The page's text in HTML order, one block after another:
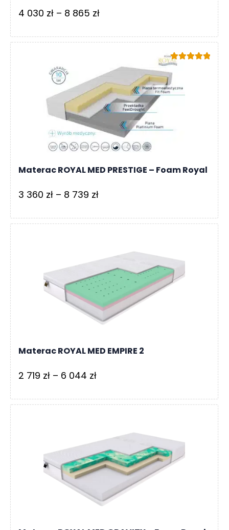
4 030 zł – 8 865 złZakres
od
030 zł
do
8
865 zł
Materac ROYAL MED PRESTIGE – Foam Royal
Oceniono
5.00
3 360 zł – 8 739 złZakres
od
360 zł
do
8
739 zł
Materac ROYAL MED EMPIRE 2
2 719 zł – 6 044 złZakres
od
719 zł
do
6
044 zł